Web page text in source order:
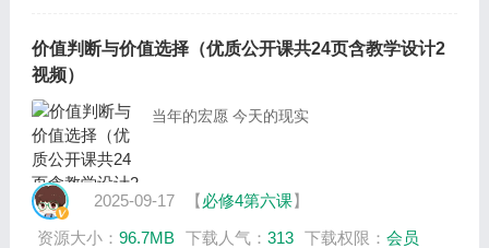
价值判断与价值选择（优质公开课共24页含教学设计2
视频）
当年的宏愿 今天的现实
2025-09-17 【必修4第六课】
资源大小： 96.7MB 下载人气： 313 下载权限： 会员